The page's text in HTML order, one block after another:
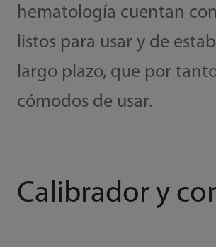
hematología cuentan
listos para usar y de
largo plazo, que por
cómodos de usar.
Calibrador y